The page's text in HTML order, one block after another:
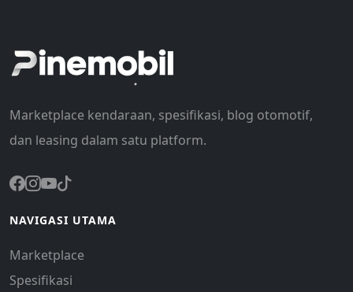
Marketplace kendaraan, spesifikasi, blog otomotif,
dan leasing dalam satu platform.
NAVIGASI UTAMA
Marketplace
Spesifikasi